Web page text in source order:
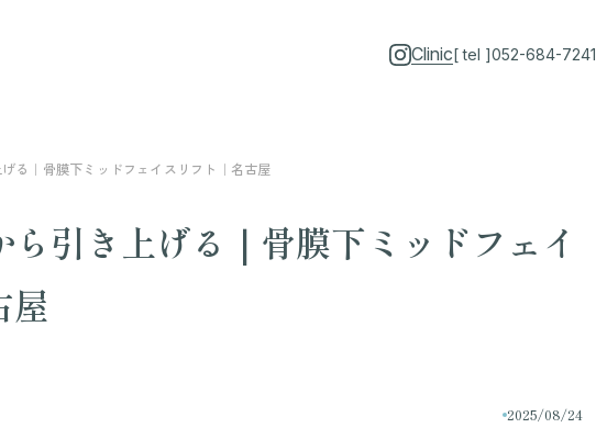
Clinic[ tel ]052-684-7241
る｜骨膜下ミッドフェイスリフト｜名古屋
引き上げる｜骨膜下ミッドフェイ
屋
2025/08/24